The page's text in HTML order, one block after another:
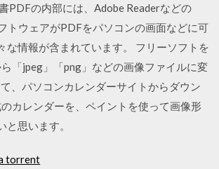
PDFの内部には、Adobe Readerなどの
トウェアがPDFをパソコンの画面などに可
な情報が含まれています。 フリーソフトを
「jpeg」「png」などの画像ファイルに変
、パソコンカレンダーサイトからダウン
カレンダーを、ペイントを使って画像形
と思います。
torrent